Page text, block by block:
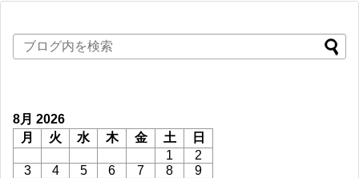
8月 2026
月
火 水 木 金 土
日
1
2
3
4 5 6 7 8
9